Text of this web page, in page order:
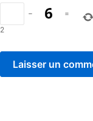
−
=
2